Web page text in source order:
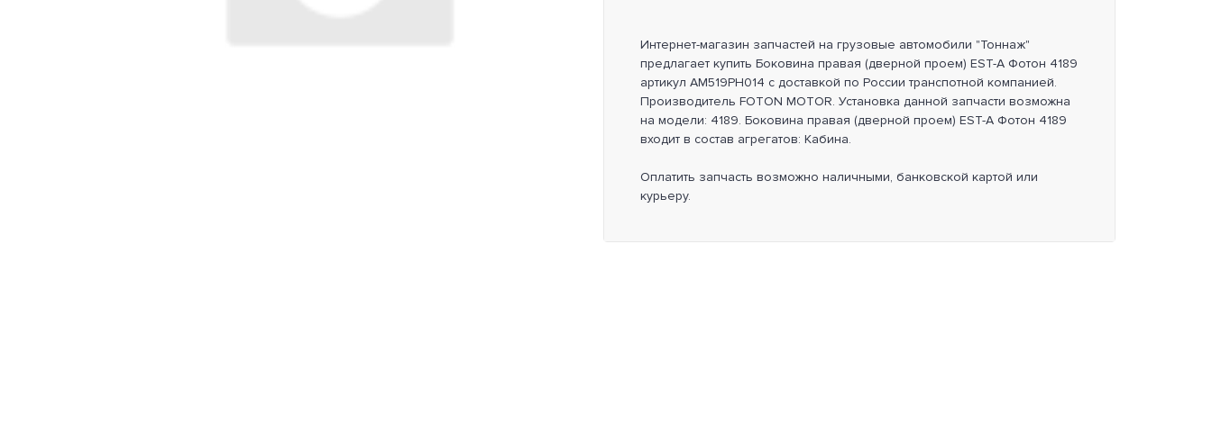
Интернет-магазин запчастей на грузовые автомобили "Тоннаж"
предлагает купить Боковина правая (дверной проем) EST-A Фотон 4189
артикул AM519PH014 с доставкой по России транспотной компанией.
Производитель FOTON MOTOR. Установка данной запчасти возможна
на модели: 4189. Боковина правая (дверной проем) EST-A Фотон 4189
входит в состав агрегатов: Кабина.
Оплатить запчасть возможно наличными, банковской картой или
курьеру.